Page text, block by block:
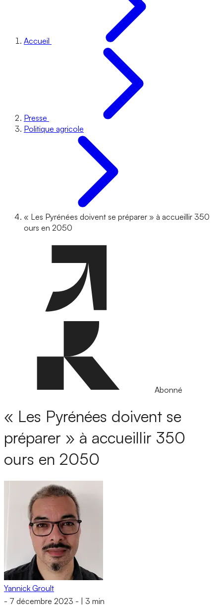
Accueil
Presse
Politique agricole
« Les Pyrénées doivent se préparer » à accueillir 350
ours en 2050
Abonné
« Les Pyrénées doivent se
préparer » à accueillir 350
ours en 2050
Yannick Groult
- 7 décembre 2023 - 3 min